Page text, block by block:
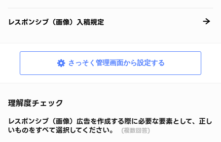
レスポンシブ（画像）入稿規定
さっそく管理画面から設定する
理解度チェック
レスポンシブ（画像）広告を作成する際に必要な要素として、正し
いものをすべて選択してください。
(複数回答)